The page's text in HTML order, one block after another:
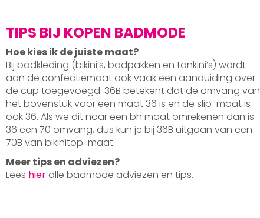
TIPS BIJ KOPEN BADMODE
Hoe kies ik de juiste maat?
Bij badkleding (bikini’s, badpakken en tankini’s) wordt
aan de confectiemaat ook vaak een aanduiding over
de cup toegevoegd. 36B betekent dat de omvang van
het bovenstuk voor een maat 36 is en de slip-maat is
ook 36. Als we dit naar een bh maat omrekenen dan is
36 een 70 omvang, dus kun je bij 36B uitgaan van een
70B van bikinitop-maat.
Meer tips en adviezen?
Lees hier alle badmode adviezen en tips.